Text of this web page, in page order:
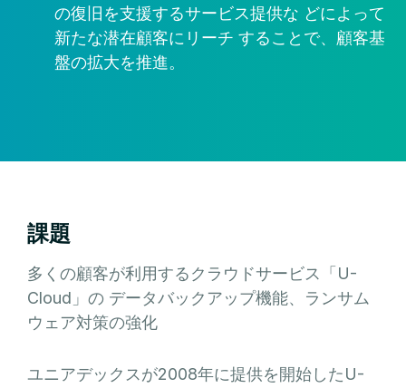
の復旧を支援するサービス提供な どによって
新たな潜在顧客にリーチ することで、顧客基
盤の拡大を推進。
課題
多くの顧客が利用するクラウドサービス「U-
Cloud」の データバックアップ機能、ランサム
ウェア対策の強化
ユニアデックスが2008年に提供を開始したU-